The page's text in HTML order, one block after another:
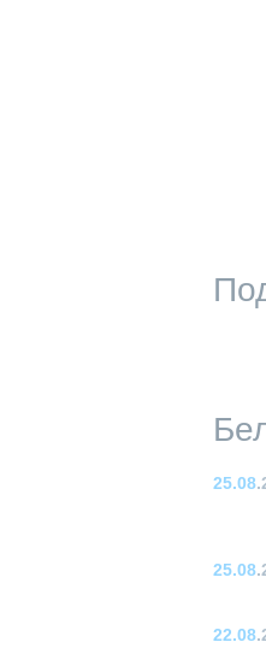
25.08
25.08
22.08